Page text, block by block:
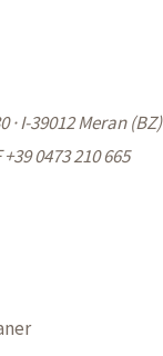
I-39012 Meran (BZ)
+39 0473 210 665